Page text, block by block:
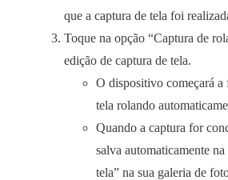
que a captura de tela foi
Toque na opção “Captura de
edição de captura de tela.
O dispositivo começará a
tela rolando
Quando a captura for
salva automaticamente
tela” na sua galeria de